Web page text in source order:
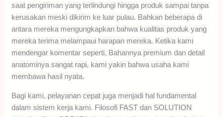
saat pengiriman yang terlindungi hingga produk sampai tanpa
kerusakan meski dikirim ke luar pulau. Bahkan beberapa di
antara mereka mengungkapkan bahwa kualitas produk yang
mereka terima melampaui harapan mereka. Ketika kami
mendengar komentar seperti, Bahannya premium dan detail
anatominya sangat rapi, kami yakin bahwa usaha kami
membawa hasil nyata.
Bagi kami, pelayanan cepat juga menjadi hal fundamental
dalam sistem kerja kami. Filosofi FAST dan SOLUTION